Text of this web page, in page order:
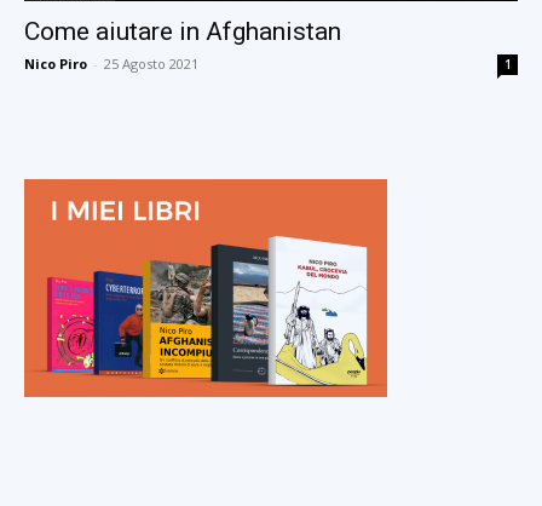
Come aiutare in Afghanistan
Nico Piro - 25 Agosto 2021 1